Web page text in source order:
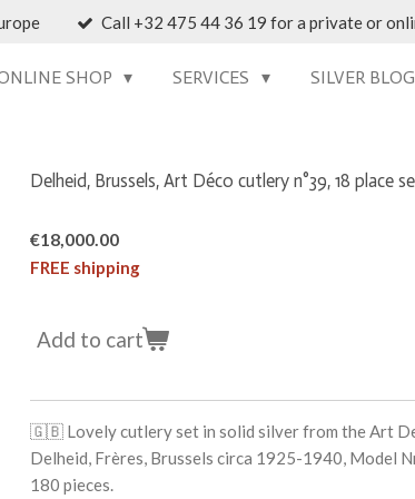
Call +32 475 44 36 19 for a private or
SHOP SERVICES SILVER BLOG
Delheid, Brussels, Art Déco cutlery n°39, 18 place
€18,000.00
FREE shipping
Add to cart
🇬🇧 Lovely cutlery set in solid silver from the Art
Delheid, Frères, Brussels circa 1925-1940, Model
180 pieces.